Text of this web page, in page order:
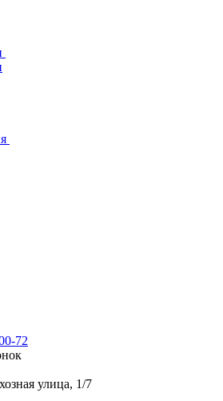
72
улица, 1/7